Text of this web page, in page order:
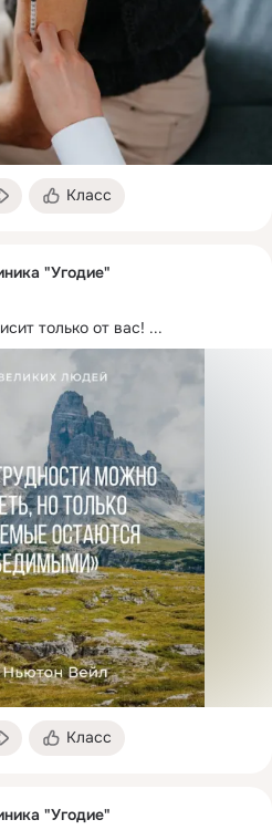
Класс
"Угодие"
только от вас! ...
Класс
"Угодие"